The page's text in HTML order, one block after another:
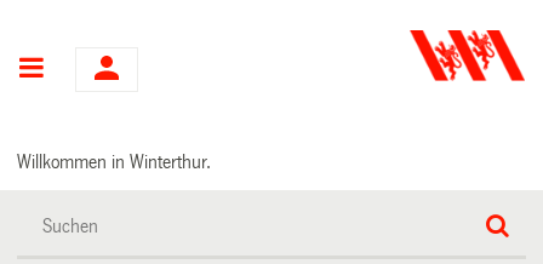
Hauptnavigation
Willkommen in Winterthur.